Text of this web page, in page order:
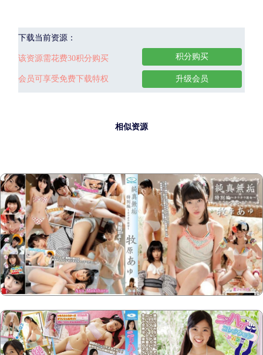
下载当前资源：
该资源需花费30积分购买
会员可享受免费下载特权
积分购买
升级会员
相似资源